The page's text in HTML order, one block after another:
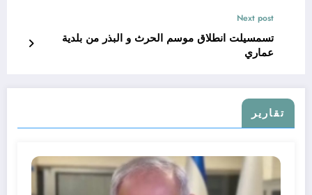
Next post
تسمسيلت انطلاق موسم الحرث و البذر من بلدية
عماري
تقارير